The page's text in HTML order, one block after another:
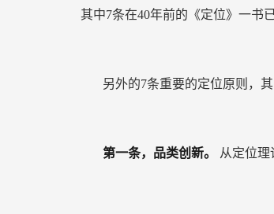
其中7条在40年前的《定位》一书
另外的7条重要的定位原则，
第一条，品类创新。 从定位理